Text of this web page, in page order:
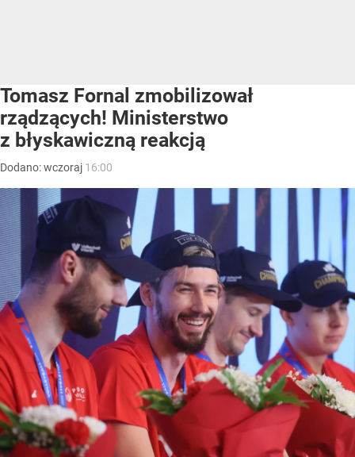
Tomasz Fornal zmobilizował
rządzących! Ministerstwo
z błyskawiczną reakcją
Dodano:wczoraj 16:00